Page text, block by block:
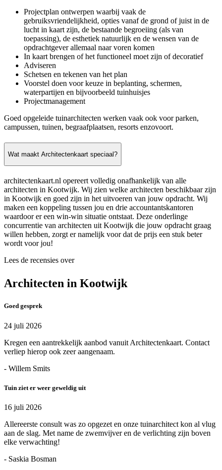
Projectplan ontwerpen waarbij vaak de
gebruiksvriendelijkheid, opties vanaf de grond of juist in de
lucht in kaart zijn, de bestaande begroeiing (als van
toepassing), de esthetiek natuurlijk en de wensen van de
opdrachtgever allemaal naar voren komen
In kaart brengen of het functioneel moet zijn of decoratief
Adviseren
Schetsen en tekenen van het plan
Voorstel doen voor keuze in beplanting, schermen,
waterpartijen en bijvoorbeeld tuinhuisjes
Projectmanagement
Goed opgeleide tuinarchitecten werken vaak ook voor parken,
campussen, tuinen, begraafplaatsen, resorts enzovoort.
Wat maakt Architectenkaart speciaal?
architectenkaart.nl opereert volledig onafhankelijk van alle
architecten in Kootwijk. Wij zien welke architecten beschikbaar zijn
in Kootwijk en goed zijn in het uitvoeren van jouw opdracht. Wij
maken een koppeling tussen jou en drie accountantskantoren
waardoor er een win-win situatie ontstaat. Deze onderlinge
concurrentie van architecten uit Kootwijk die jouw opdracht graag
willen hebben, zorgt er namelijk voor dat de prijs een stuk beter
wordt voor jou!
Lees de recensies over
Architecten in Kootwijk
Goed gesprek
24 juli 2026
Kregen een aantrekkelijk aanbod vanuit Architectenkaart. Contact
verliep hierop ook zeer aangenaam.
- Willem Smits
Tuin ziet er weer geweldig uit
16 juli 2026
Allereerste consult was zo opgezet en onze tuinarchitect kon al vlug
aan de slag. Met name de zwemvijver en de verlichting zijn boven
elke verwachting!
- Saskia Bosman